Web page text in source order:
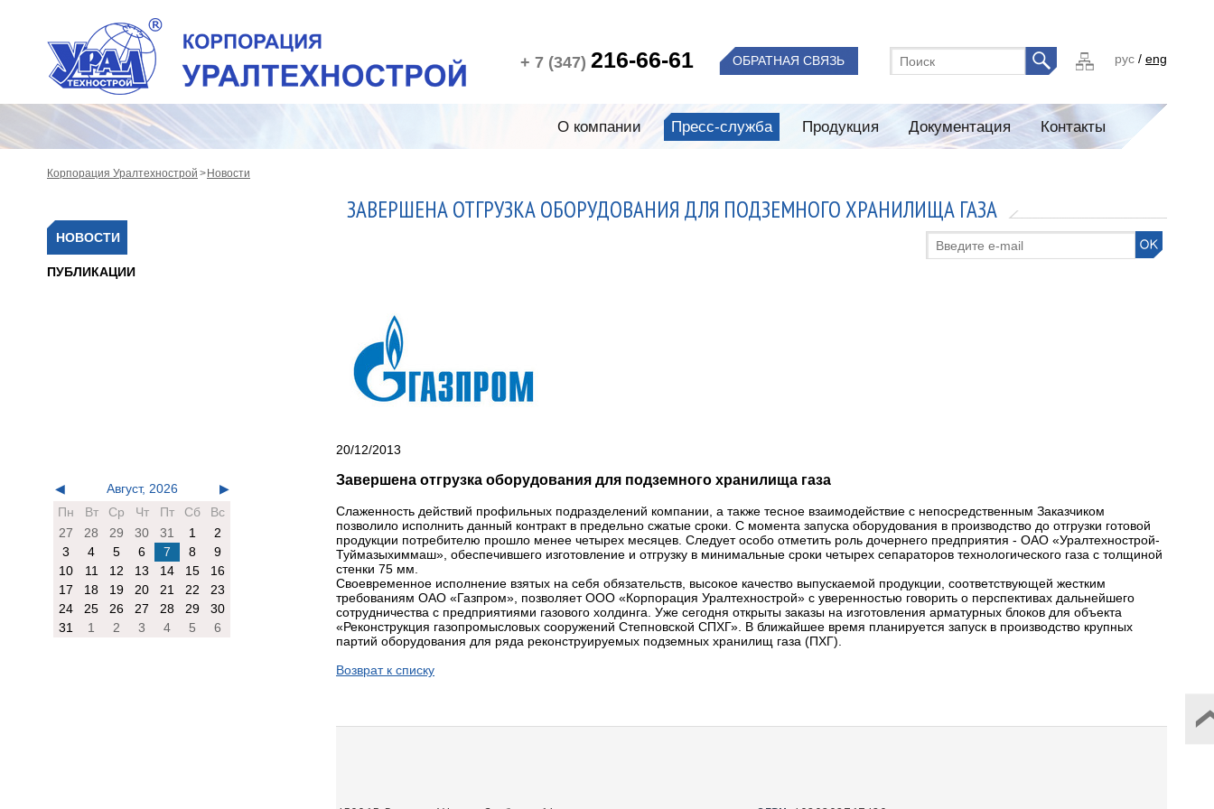
+ 7 (347) 216-66-61 ОБРАТНАЯ СВЯЗЬ рус / eng
О компании Пресс-служба Продукция Документация Контакты
Корпорация Уралтехнострой Новости
НОВОСТИ
ПУБЛИКАЦИИ
◀ Август, 2026
▶
Пн
Вт Ср Чт Пт Сб
Вс
27
28 29 30 31 1
2
3
4 5 6 7 8
9
10
11 12 13 14 15
16
17
18 19 20 21 22
23
24
25 26 27 28 29
30
31
1 2 3 4 5 6
ЗАВЕРШЕНА ОТГРУЗКА ОБОРУДОВАНИЯ ДЛЯ ПОДЗЕМНОГО ХРАНИЛИЩА ГАЗА
20/12/2013
Завершена отгрузка оборудования для подземного хранилища газа
Слаженность действий профильных подразделений компании, а также тесное взаимодействие с непосредственным Заказчиком
позволило исполнить данный контракт в предельно сжатые сроки. С момента запуска оборудования в производство до отгрузки готовой
продукции потребителю прошло менее четырех месяцев. Следует особо отметить роль дочернего предприятия - ОАО «Уралтехнострой-
Туймазыхиммаш», обеспечившего изготовление и отгрузку в минимальные сроки четырех сепараторов технологического газа с толщиной
стенки 75 мм.
Своевременное исполнение взятых на себя обязательств, высокое качество выпускаемой продукции, соответствующей жестким
требованиям ОАО «Газпром», позволяет ООО «Корпорация Уралтехнострой» с уверенностью говорить о перспективах дальнейшего
сотрудничества с предприятиями газового холдинга. Уже сегодня открыты заказы на изготовления арматурных блоков для объекта
«Реконструкция газопромысловых сооружений Степновской СПХГ». В ближайшее время планируется запуск в производство крупных
партий оборудования для ряда реконструируемых подземных хранилищ газа (ПХГ).
Возврат к списку